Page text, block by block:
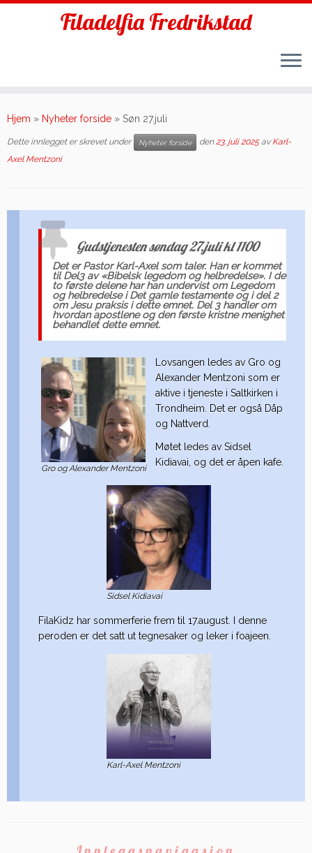
to
Filadelfia Fredrikstad
Hjem » Nyheter forside » Søn 27.juli
Dette innlegget er skrevet under Nyheter forside den23. juli 2025 avKarl-
Axel Mentzoni
Gudstjenesten søndag 27.juli kl 1100
Det er Pastor Karl-Axel som taler. Han er kommet
til Del3 av «Bibelsk legedom og helbredelse». I de
to første delene har han undervist om Legedom
og helbredelse i Det gamle testamente og i del 2
om Jesu praksis i dette emnet. Del 3 handler om
hvordan apostlene og den første kristne menighet
behandlet dette emnet.
Gro og Alexander Mentzoni
Lovsangen ledes av Gro og
Alexander Mentzoni som er
aktive i tjeneste i Saltkirken i
Trondheim. Det er også Dåp
og Nattverd.
Møtet ledes av Sidsel
Kidiavai, og det er åpen kafe.
Sidsel Kidiavai
FilaKidz har sommerferie frem til 17.august. I denne
peroden er det satt ut tegnesaker og leker i foajeen.
Karl-Axel Mentzoni